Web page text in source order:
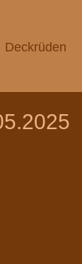
Deckrüden